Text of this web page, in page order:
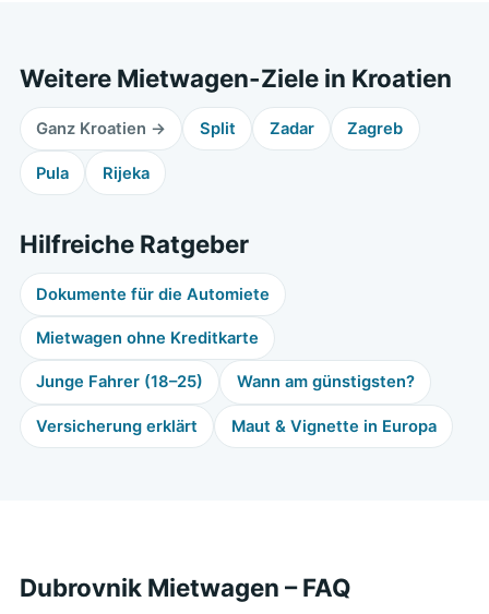
Weitere Mietwagen-Ziele in Kroatien
Ganz Kroatien → Split Zadar Zagreb
Pula Rijeka
Hilfreiche Ratgeber
Dokumente für die Automiete
Mietwagen ohne Kreditkarte
Junge Fahrer (18–25) Wann am günstigsten?
Versicherung erklärt Maut & Vignette in Europa
Dubrovnik Mietwagen – FAQ